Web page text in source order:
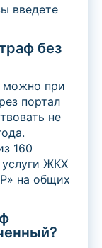
введете
без
можно при
портал
не
160
услуги ЖКХ
на общих